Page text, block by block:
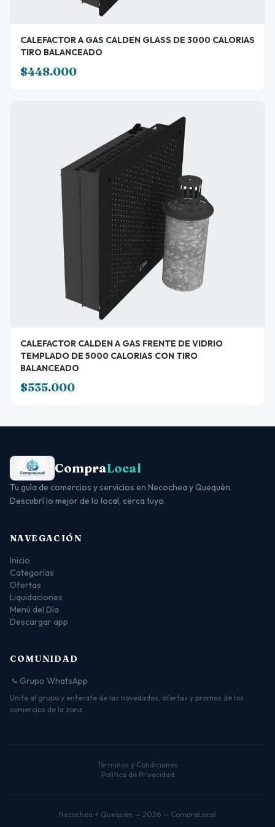
CALEFACTOR A GAS CALDEN GLASS DE 3000 CALORIAS
TIRO BALANCEADO
$448.000
CALEFACTOR CALDEN A GAS FRENTE DE VIDRIO
TEMPLADO DE 5000 CALORIAS CON TIRO
BALANCEADO
$535.000
CompraLocal
Tu guía de comercios y servicios en Necochea y Quequén.
Descubrí lo mejor de lo local, cerca tuyo.
NAVEGACIÓN
Inicio
Categorías
Ofertas
Liquidaciones
Menú del Día
Descargar app
COMUNIDAD
Grupo WhatsApp
Unite al grupo y enterate de las novedades, ofertas y promos de los
comercios de la zona.
Términos y Condiciones
Política de Privacidad
Necochea + Quequén — 2026 — CompraLocal